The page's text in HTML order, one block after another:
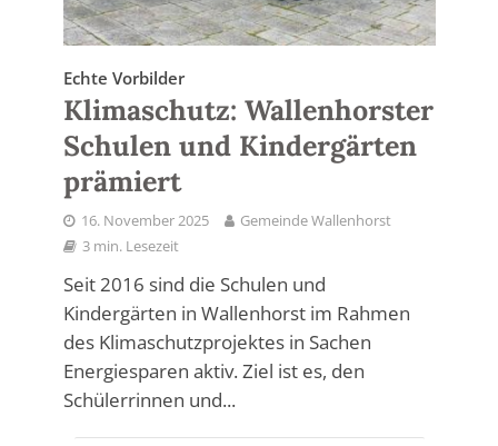
Echte Vorbilder
Klimaschutz: Wallenhorster
Schulen und Kindergärten
prämiert
16. November 2025
Gemeinde Wallenhorst
3 min. Lesezeit
Seit 2016 sind die Schulen und
Kindergärten in Wallenhorst im Rahmen
des Klimaschutzprojektes in Sachen
Energiesparen aktiv. Ziel ist es, den
Schülerrinnen und...